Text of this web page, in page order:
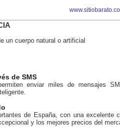
un cuerpo natural o artificial
de SMS
enviar miles de mensajes
de España, con una excelente
y los mejores precios del